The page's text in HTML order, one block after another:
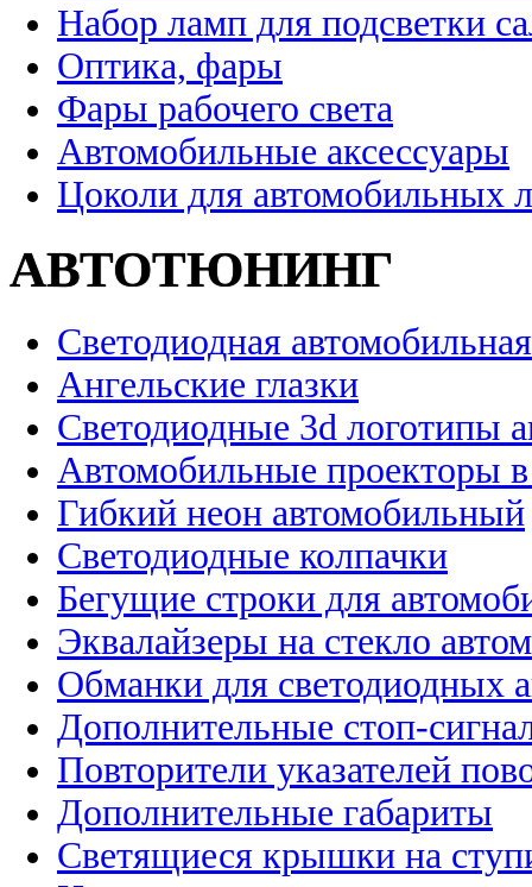
Набор ламп для подсветки
Оптика, фары
Фары рабочего света
Автомобильные аксессуары
Цоколи для автомобильных
АВТОТЮНИНГ
Светодиодная
Ангельские глазки
Светодиодные 3d логотипы
Автомобильные проекторы
Гибкий неон автомобильный
Светодиодные колпачки
Бегущие строки для
Эквалайзеры на стекло
Обманки для светодиодных
Дополнительные стоп-
Повторители указателей
Дополнительные габариты
Светящиеся крышки на